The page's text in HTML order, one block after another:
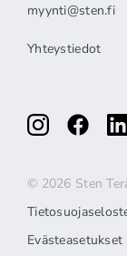
myynti@sten.fi
Yhteystiedot
© 2026 Sten
Evästeasetukset